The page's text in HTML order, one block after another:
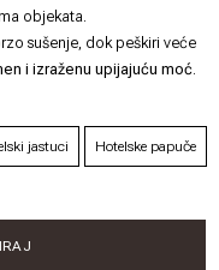
objekata.
sušenje, dok peškiri veće
i izraženu upijajuću moć.
jastuci Hotelske papuče